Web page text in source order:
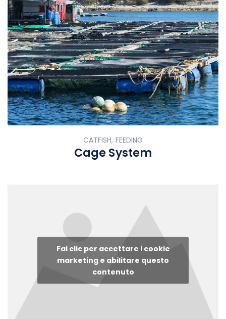
CATFISH, FEEDING
Cage System
Fai clic per accettare i cookie
marketing e abilitare questo
contenuto